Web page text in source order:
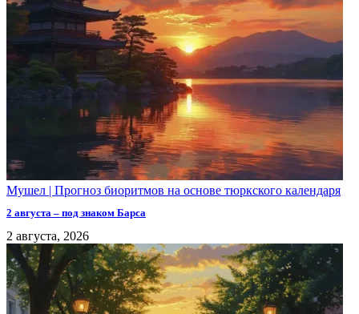
Мушел | Прогноз биоритмов на основе тюркского календаря
2 августа – под знаком Барса
2 августа, 2026